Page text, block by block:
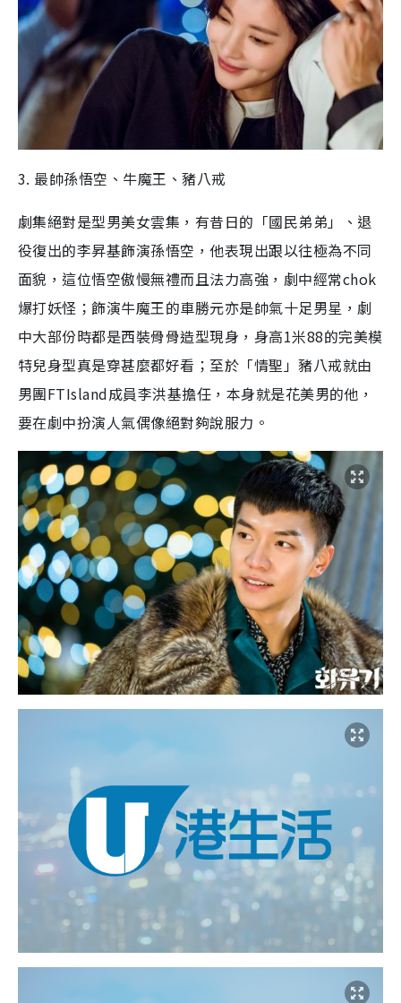
3. 最帥孫悟空、牛魔王、豬八戒
劇集絕對是型男美女雲集，有昔日的「國民弟弟」、退
役復出的李昇基飾演孫悟空，他表現出跟以往極為不同
面貌，這位悟空傲慢無禮而且法力高強，劇中經常chok
爆打妖怪；飾演牛魔王的車勝元亦是帥氣十足男星，劇
中大部份時都是西裝骨骨造型現身，身高1米88的完美模
特兒身型真是穿甚麼都好看；至於「情聖」豬八戒就由
男團FTIsland成員李洪基擔任，本身就是花美男的他，
要在劇中扮演人氣偶像絕對夠說服力。